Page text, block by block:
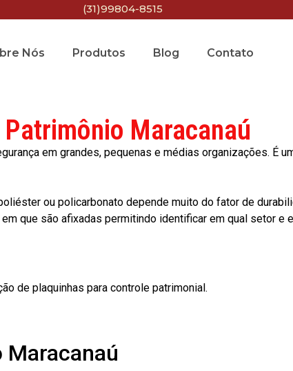
(31)99804-8515
Nós Produtos Blog Contato
Patrimônio Maracanaú
em grandes, pequenas e médias organizações. É
ou policarbonato depende muito do fator de
que são afixadas permitindo identificar em qual setor e
de plaquinhas para controle patrimonial.